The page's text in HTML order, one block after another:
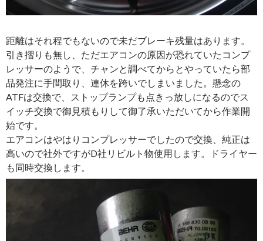
距離はそれ程でもないので未だブレーキ残量はあります。
引き摺りも無し、ただエアコンの原因が恐れていたコンプ
レッサーのようで、チャンと調べてからとやっていたら部
品発注に手間取り、連休を跨いでしまいました。懸念の
ATFは交換で、ストップランプも点きっ放しになるのでス
イッチ交換で御見積もりして御了承いただいてから作業開
始です。
エアコンはやはりコンプレッサーでしたので交換、純正は
高いので社外ですがD社リビルト物使用します。ドライヤー
も同時交換します。